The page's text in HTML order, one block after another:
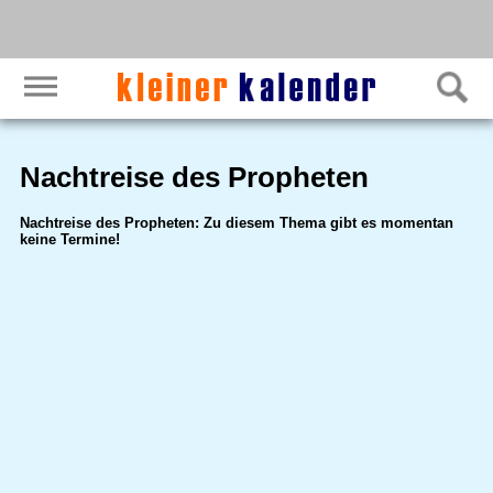
Nachtreise des Propheten
Nachtreise des Propheten: Zu diesem Thema gibt es momentan
keine Termine!